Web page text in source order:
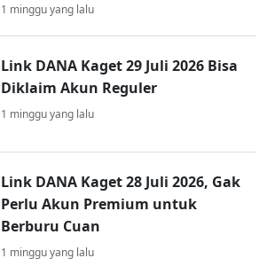
1 minggu yang lalu
Link DANA Kaget 29 Juli 2026 Bisa
Diklaim Akun Reguler
1 minggu yang lalu
Link DANA Kaget 28 Juli 2026, Gak
Perlu Akun Premium untuk
Berburu Cuan
1 minggu yang lalu